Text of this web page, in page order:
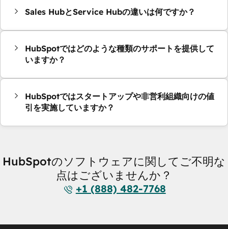
Sales HubとService Hubの違いは何ですか？
HubSpotではどのような種類のサポートを提供して
いますか？
HubSpotではスタートアップや非営利組織向けの値
引を実施していますか？
HubSpotのソフトウェアに関してご不明な
点はございませんか？
+1 (888) 482-7768